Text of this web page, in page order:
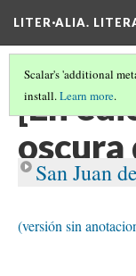
LITER·ALIA.
Scalar's 'additional
install.Learn more.
[En
oscura
San Juan
(versión sin